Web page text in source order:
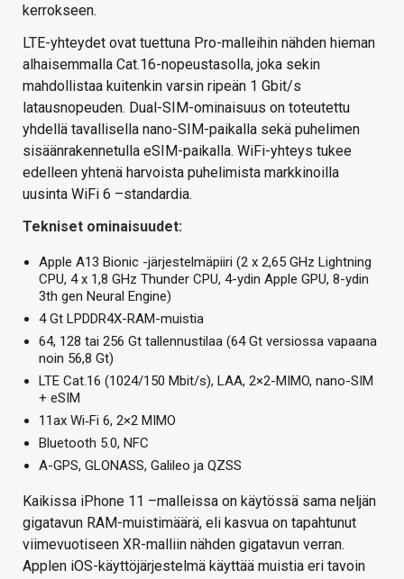
kerrokseen.
LTE-yhteydet ovat tuettuna Pro-malleihin nähden hieman
alhaisemmalla Cat.16-nopeustasolla, joka sekin
mahdollistaa kuitenkin varsin ripeän 1 Gbit/s
latausnopeuden. Dual-SIM-ominaisuus on toteutettu
yhdellä tavallisella nano-SIM-paikalla sekä puhelimen
sisäänrakennetulla eSIM-paikalla. WiFi-yhteys tukee
edelleen yhtenä harvoista puhelimista markkinoilla
uusinta WiFi 6 –standardia.
Tekniset ominaisuudet:
Apple A13 Bionic -järjestelmäpiiri (2 x 2,65 GHz Lightning
CPU, 4 x 1,8 GHz Thunder CPU, 4-ydin Apple GPU, 8-ydin
3th gen Neural Engine)
4 Gt LPDDR4X-RAM-muistia
64, 128 tai 256 Gt tallennustilaa (64 Gt versiossa vapaana
noin 56,8 Gt)
LTE Cat.16 (1024/150 Mbit/s), LAA, 2×2-MIMO, nano-SIM
+ eSIM
11ax Wi‑Fi 6, 2×2 MIMO
Bluetooth 5.0, NFC
A-GPS, GLONASS, Galileo ja QZSS
Kaikissa iPhone 11 –malleissa on käytössä sama neljän
gigatavun RAM-muistimäärä, eli kasvua on tapahtunut
viimevuotiseen XR-malliin nähden gigatavun verran.
Applen iOS-käyttöjärjestelmä käyttää muistia eri tavoin